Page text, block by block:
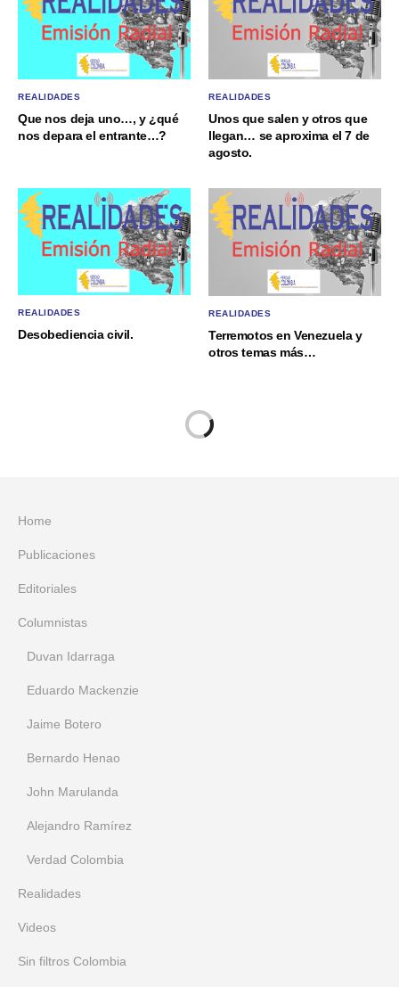
REALIDADES
Que nos deja uno…, y ¿qué
nos depara el entrante…?
REALIDADES
Unos que salen y otros que
llegan… se aproxima el 7 de
agosto.
REALIDADES
Desobediencia civil.
REALIDADES
Terremotos en Venezuela y
otros temas más…
Home
Publicaciones
Editoriales
Columnistas
Duvan Idarraga
Eduardo Mackenzie
Jaime Botero
Bernardo Henao
John Marulanda
Alejandro Ramírez
Verdad Colombia
Realidades
Videos
Sin filtros Colombia